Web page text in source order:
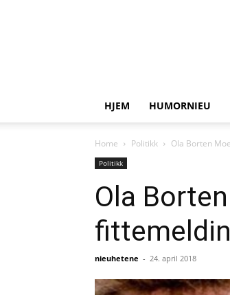
HJEM HUMORNIEU
Home Politikk Ola Borten
Politikk
Ola
nieuhetene - 24. april 2018